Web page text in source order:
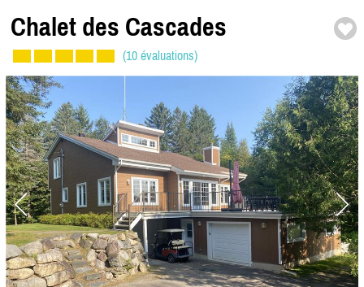
Chalet des Cascades
(10 évaluations)